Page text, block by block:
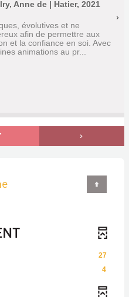
Anne de | Hatier, 2021
évolutives et ne
afin de permettre aux
et la confiance en soi. Avec
animations au pr...
27
4